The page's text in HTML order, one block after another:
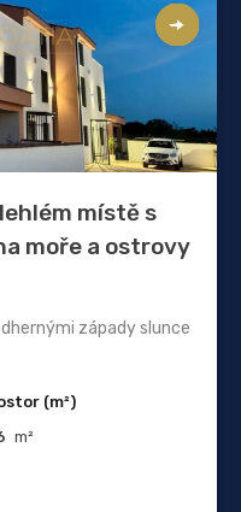
místě s
moře a ostrovy
západy slunce
(m²)
m²